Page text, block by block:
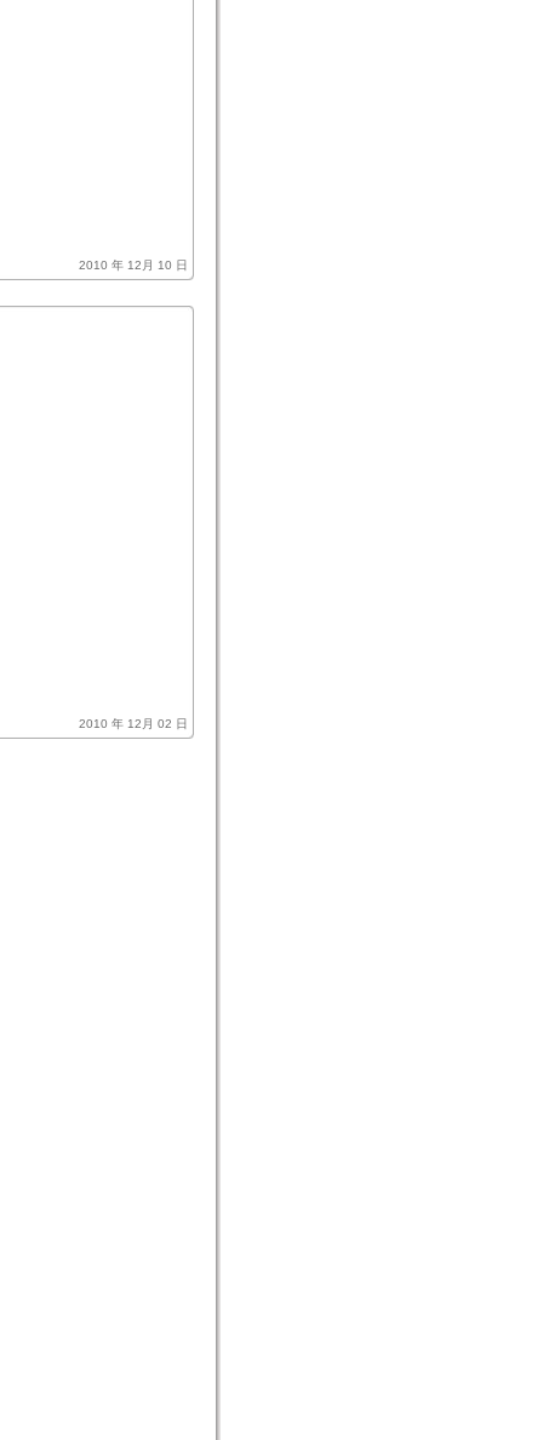
2010 年 12月 10 日
2010 年 12月 02 日